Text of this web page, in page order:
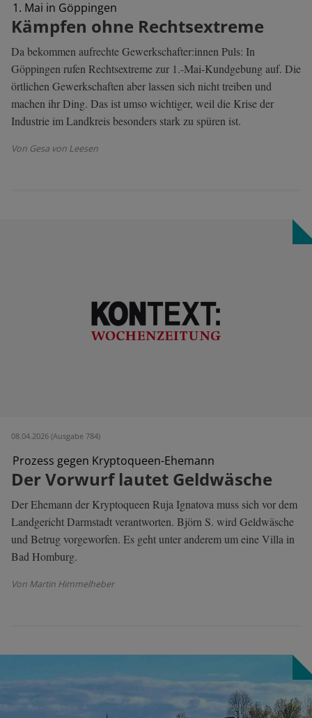
1. Mai in Göppingen
Kämpfen ohne Rechtsextreme
Da bekommen aufrechte Gewerkschafter:innen Puls: In
Göppingen rufen Rechtsextreme zur 1.-Mai-Kundgebung auf. Die
örtlichen Gewerkschaften aber lassen sich nicht treiben und
machen ihr Ding. Das ist umso wichtiger, weil die Krise der
Industrie im Landkreis besonders stark zu spüren ist.
Von Gesa von Leesen
08.04.2026 (Ausgabe 784)
Prozess gegen Kryptoqueen-Ehemann
Der Vorwurf lautet Geldwäsche
Der Ehemann der Kryptoqueen Ruja Ignatova muss sich vor dem
Landgericht Darmstadt verantworten. Björn S. wird Geldwäsche
und Betrug vorgeworfen. Es geht unter anderem um eine Villa in
Bad Homburg.
Von Martin Himmelheber